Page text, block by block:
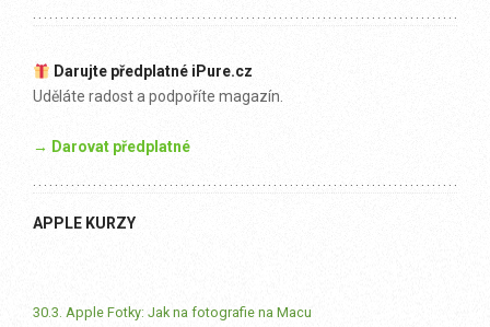
Darujte předplatné iPure.cz
Uděláte radost a podpoříte magazín.
→ Darovat předplatné
APPLE KURZY
30.3. Apple Fotky: Jak na fotografie na Macu